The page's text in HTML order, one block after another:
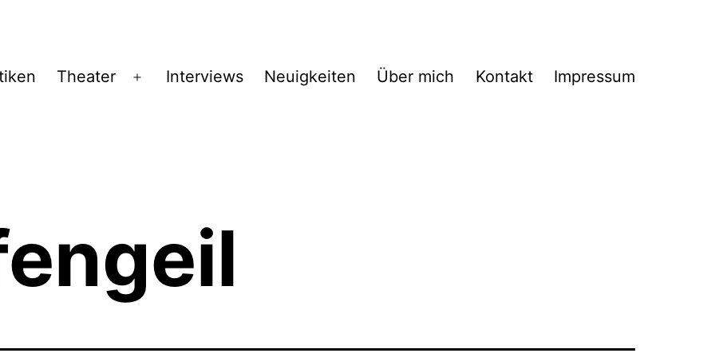
Theater
Menü
Interviews Neuigkeiten Über mich Kontakt Impressum